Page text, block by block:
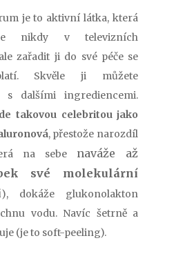
je to aktivní látka, která
nikdy v televizních
zařadit ji do své péče se
Skvěle ji můžete
s dalšími ingrediencemi.
takovou celebritou jako
, přestože narozdíl
na sebe naváže až
své molekulární
), dokáže glukonolakton
vodu. Navíc šetrně a
(je to soft-peeling).